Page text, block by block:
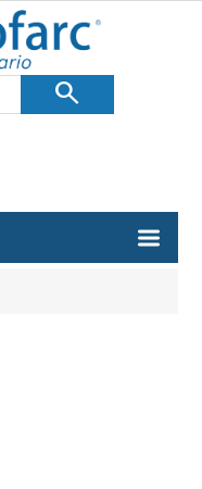
search